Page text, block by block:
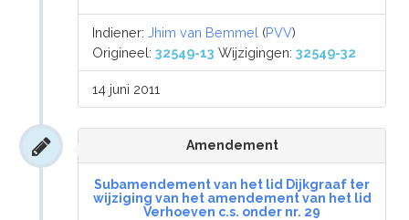
Indiener:Jhim van Bemmel (PVV)
Origineel:32549-13 Wijzigingen:32549-32
14 juni 2011
Amendement
Subamendement van het lid Dijkgraaf ter
wijziging van het amendement van het lid
Verhoeven c.s. onder nr. 29